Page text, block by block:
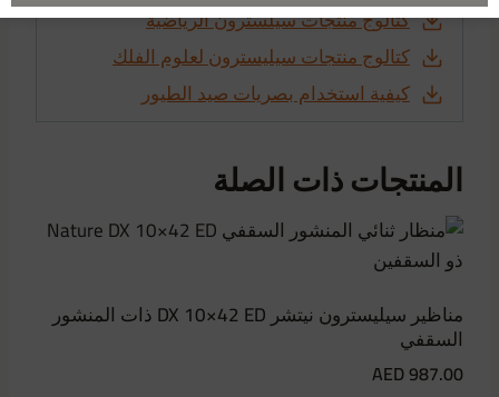
كتالوج منتجات سيلسترون الرياضية
كتالوج منتجات سيليسترون لعلوم الفلك
كيفية استخدام بصريات صيد الطيور
المنتجات ذات الصلة
مناظير سيليسترون نيتشر DX 10×42 ED ذات المنشور
السقفي
AED987.00